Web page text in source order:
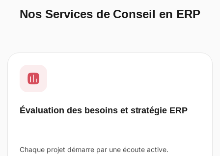
Nos Services de Conseil en ERP
Évaluation des besoins et stratégie ERP
Chaque projet démarre par une écoute active.